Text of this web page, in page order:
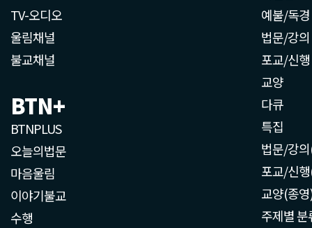
TV-오디오
울림채널
불교채널
BTN+
BTNPLUS
오늘의법문
마음울림
이야기불교
수행
예불/독경
법문/강의
포교/신행
교양
다큐
특집
법문/강
포교/신
교양(종
주제별 분